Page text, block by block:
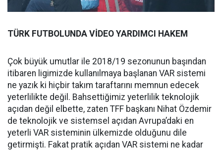
TÜRK FUTBOLUNDA VİDEO YARDIMCI HAKEM
Çok büyük umutlar ile 2018/19 sezonunun başından
itibaren ligimizde kullanılmaya başlanan VAR sistemi
ne yazık ki hiçbir takım taraftarını memnun edecek
yeterlilikte değil. Bahsettiğimiz yeterlilik teknolojik
açıdan değil elbette, zaten TFF başkanı Nihat Özdemir
de teknolojik ve sistemsel açıdan Avrupa’daki en
yeterli VAR sisteminin ülkemizde olduğunu dile
getirmişti. Fakat pratik açıdan VAR sistemi ne kadar